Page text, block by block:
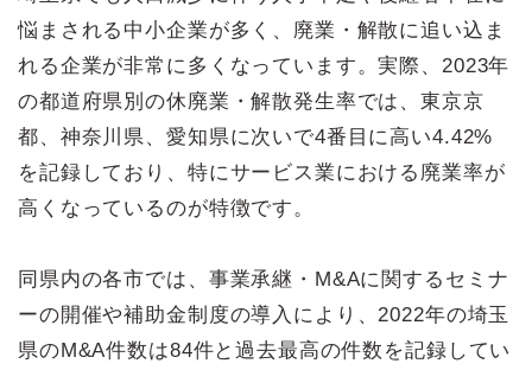
悩まされる中小企業が多く、廃業・解散に追い込ま
れる企業が非常に多くなっています。実際、2023年
の都道府県別の休廃業・解散発生率では、東京京
都、神奈川県、愛知県に次いで4番目に高い4.42%
を記録しており、特にサービス業における廃業率が
高くなっているのが特徴です。
同県内の各市では、事業承継・M&Aに関するセミナ
ーの開催や補助金制度の導入により、2022年の埼玉
県のM&A件数は84件と過去最高の件数を記録してい